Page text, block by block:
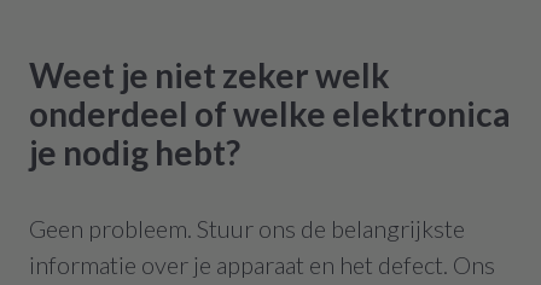
Weet je niet zeker welk
onderdeel of welke elektronica
je nodig hebt?
Geen probleem. Stuur ons de belangrijkste
informatie over je apparaat en het defect. Ons